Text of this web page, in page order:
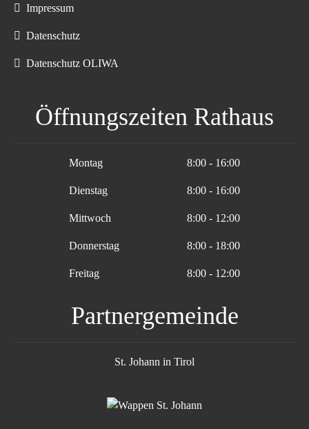
Impressum
Datenschutz
Datenschutz OLIWA
Öffnungszeiten Rathaus
Montag 8:00 - 16:00
Dienstag 8:00 - 16:00
Mittwoch 8:00 - 12:00
Donnerstag 8:00 - 18:00
Freitag 8:00 - 12:00
Partnergemeinde
St. Johann in Tirol